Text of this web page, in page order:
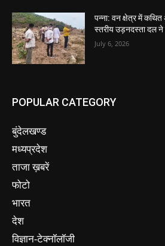
पन्ना: वन क्षेत्र में
स्तरीय उड़नदस्ता दल ने
July 6, 2026
POPULAR CATEGORY
बुंदेलखण्ड
मध्यप्रदेश
ताजा ख़बरें
फोटो
भारत
देश
विज्ञान-टेक्नॉलॉजी